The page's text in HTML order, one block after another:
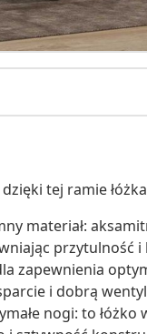
tej ramie
materiał:
przytulność
zapewnienia
i dobrą
nogi: to